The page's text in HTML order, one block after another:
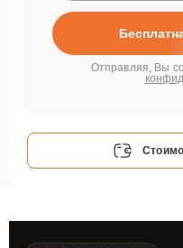
Отправляя, Вы